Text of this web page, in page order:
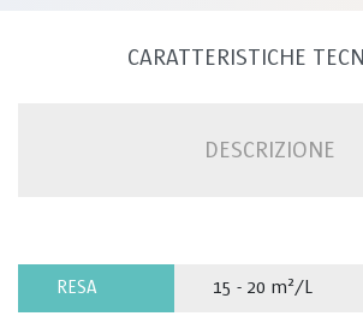
CARATTERISTICHE
DESCRIZIONE
RESA 15 - 20 m²/L